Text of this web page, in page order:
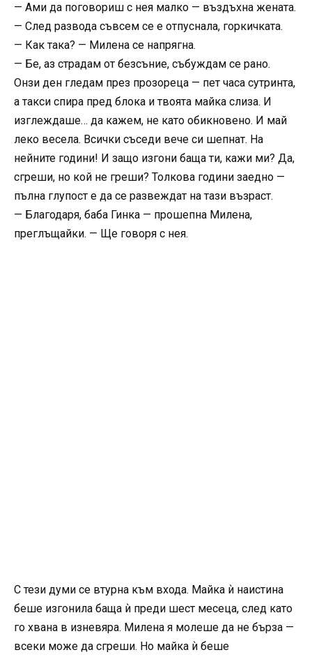
— Ами да поговориш с нея малко — въздъхна жената.
— След развода съвсем се е отпуснала, горкичката.
— Как така? — Милена се напрягна.
— Бе, аз страдам от безсъние, събуждам се рано.
Онзи ден гледам през прозореца — пет часа сутринта,
а такси спира пред блока и твоята майка слиза. И
изглеждаше… да кажем, не като обикновено. И май
леко весела. Всички съседи вече си шепнат. На
нейните години! И защо изгони баща ти, кажи ми? Да,
сгреши, но кой не греши? Толкова години заедно —
пълна глупост е да се развеждат на тази възраст.
— Благодаря, баба Гинка — прошепна Милена,
преглъщайки. — Ще говоря с нея.
С тези думи се втурна към входа. Майка ѝ наистина
беше изгонила баща ѝ преди шест месеца, след като
го хвана в изневяра. Милена я молеше да не бърза —
всеки може да сгреши. Но майка ѝ беше